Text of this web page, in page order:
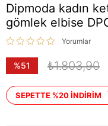
Dipmoda kadın
gömlek elbise
Yorumlar
%51
₺1.803,90
SEPETTE %20 İNDİRİM